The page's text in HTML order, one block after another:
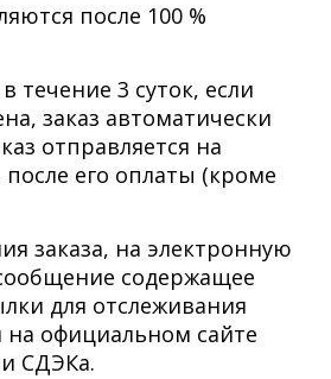
после 100 %
течение 3 суток, если
заказ автоматически
отправляется на
его оплаты (кроме
заказа, на электронную
содержащее
для отслеживания
на официальном сайте
СДЭКа.